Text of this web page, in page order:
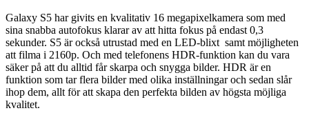
Galaxy S5 har givits en kvalitativ 16 megapixelkamera som med
sina snabba autofokus klarar av att hitta fokus på endast 0,3
sekunder. S5 är också utrustad med en LED-blixt samt möjligheten
att filma i 2160p. Och med telefonens HDR-funktion kan du vara
säker på att du alltid får skarpa och snygga bilder. HDR är en
funktion som tar flera bilder med olika inställningar och sedan slår
ihop dem, allt för att skapa den perfekta bilden av högsta möjliga
kvalitet.